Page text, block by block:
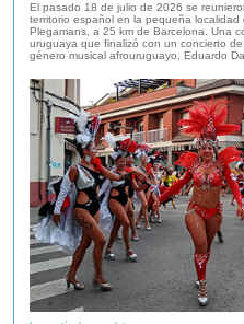
El pasado 18 de julio de 2026 se
territorio español en la pequeña localidad
Plegamans, a 25 km de Barcelona. Una
uruguaya que finalizó con un concierto
género musical afrouruguayo, Eduardo